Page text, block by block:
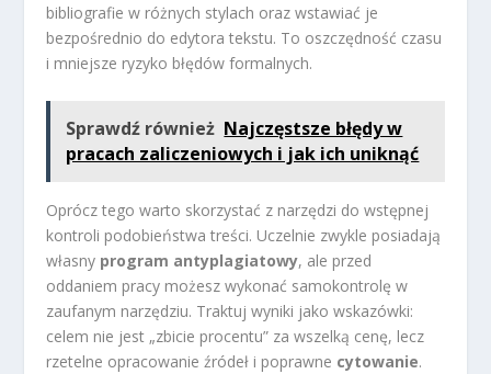
bibliografie w różnych stylach oraz wstawiać je
bezpośrednio do edytora tekstu. To oszczędność czasu
i mniejsze ryzyko błędów formalnych.
Sprawdź również Najczęstsze błędy w
pracach zaliczeniowych i jak ich uniknąć
Oprócz tego warto skorzystać z narzędzi do wstępnej
kontroli podobieństwa treści. Uczelnie zwykle posiadają
własny program antyplagiatowy, ale przed
oddaniem pracy możesz wykonać samokontrolę w
zaufanym narzędziu. Traktuj wyniki jako wskazówki:
celem nie jest „zbicie procentu” za wszelką cenę, lecz
rzetelne opracowanie źródeł i poprawne cytowanie.